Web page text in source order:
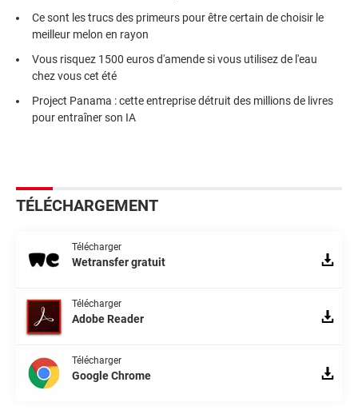
Ce sont les trucs des primeurs pour être certain de choisir le
meilleur melon en rayon
Vous risquez 1500 euros d'amende si vous utilisez de l'eau
chez vous cet été
Project Panama : cette entreprise détruit des millions de livres
pour entraîner son IA
TÉLÉCHARGEMENT
Télécharger
Wetransfer gratuit
Télécharger
Adobe Reader
Télécharger
Google Chrome